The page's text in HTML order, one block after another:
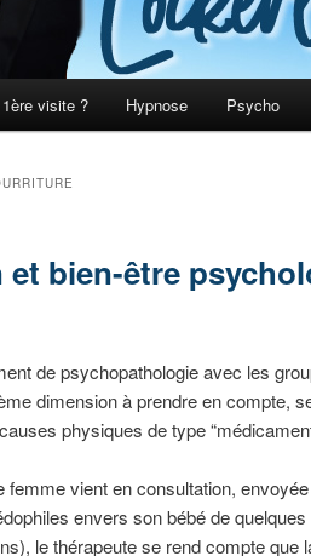
principal
secondaire
1ère visite ? Hypnose Psycho
bien-être
de psychopathologie avec les
dimension à prendre en compte,
physiques de type
femme vient en consultation,
envers son bébé de
le thérapeute se rend compte